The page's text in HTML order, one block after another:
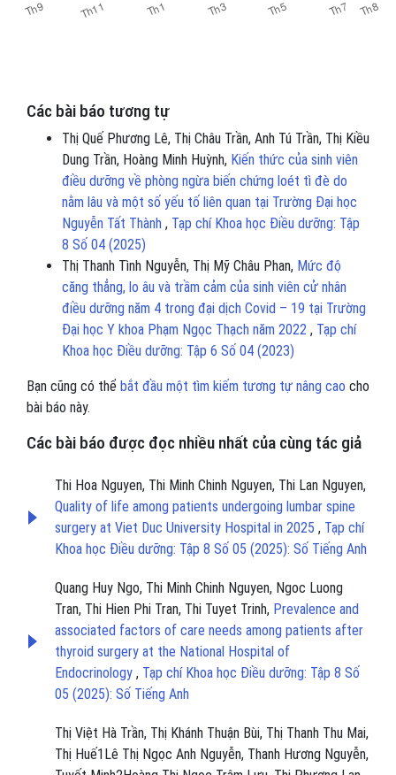
Các bài báo tương tự
Thị Quế Phương Lê, Thị Châu Trần, Anh Tú Trần, Thị Kiều
Dung Trần, Hoàng Minh Huỳnh, Kiến thức của sinh viên
điều dưỡng về phòng ngừa biến chứng loét tì đè do
nằm lâu và một số yếu tố liên quan tại Trường Đại học
Nguyễn Tất Thành , Tạp chí Khoa học Điều dưỡng: Tập
8 Số 04 (2025)
Thị Thanh Tình Nguyễn, Thị Mỹ Châu Phan, Mức độ
căng thẳng, lo âu và trầm cảm của sinh viên cử nhân
điều dưỡng năm 4 trong đại dịch Covid – 19 tại Trường
Đại học Y khoa Phạm Ngọc Thạch năm 2022 , Tạp chí
Khoa học Điều dưỡng: Tập 6 Số 04 (2023)
Bạn cũng có thể bắt đầu một tìm kiếm tương tự nâng cao cho
bài báo này.
Các bài báo được đọc nhiều nhất của cùng tác giả
Thi Hoa Nguyen, Thi Minh Chinh Nguyen, Thi Lan Nguyen,
Quality of life among patients undergoing lumbar spine
surgery at Viet Duc University Hospital in 2025 , Tạp chí
Khoa học Điều dưỡng: Tập 8 Số 05 (2025): Số Tiếng Anh
Quang Huy Ngo, Thi Minh Chinh Nguyen, Ngoc Luong
Tran, Thi Hien Phi Tran, Thi Tuyet Trinh, Prevalence and
associated factors of care needs among patients after
thyroid surgery at the National Hospital of
Endocrinology , Tạp chí Khoa học Điều dưỡng: Tập 8 Số
05 (2025): Số Tiếng Anh
Thị Việt Hà Trần, Thị Khánh Thuận Bùi, Thị Thanh Thu Mai,
Thị Huế1Lê Thị Ngọc Anh Nguyễn, Thanh Hương Nguyễn,